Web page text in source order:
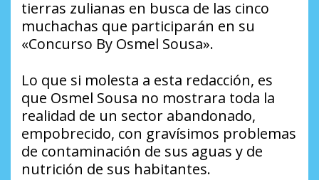
tierras zulianas en busca de las cinco
muchachas que participarán en su
«Concurso By Osmel Sousa».
Lo que si molesta a esta redacción, es
que Osmel Sousa no mostrara toda la
realidad de un sector abandonado,
empobrecido, con gravísimos problemas
de contaminación de sus aguas y de
nutrición de sus habitantes.